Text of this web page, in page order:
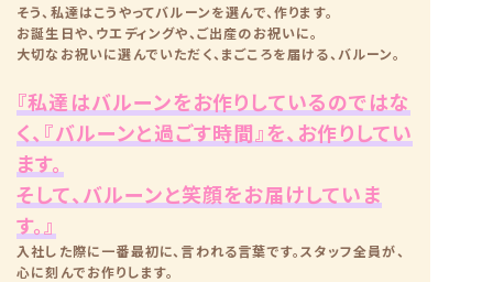
そう、私達はこうやってバルーンを選んで、作ります。
お誕生日や、ウエディングや、ご出産のお祝いに。
大切なお祝いに選んでいただく、まごころを届ける、バルーン。
『私達はバルーンをお作りしているのではな
く、『バルーンと過ごす時間』を、お作りしてい
ます。
そして、バルーンと笑顔をお届けしていま
す。』
入社した際に一番最初に、言われる言葉です。スタッフ全員が、
心に刻んでお作りします。